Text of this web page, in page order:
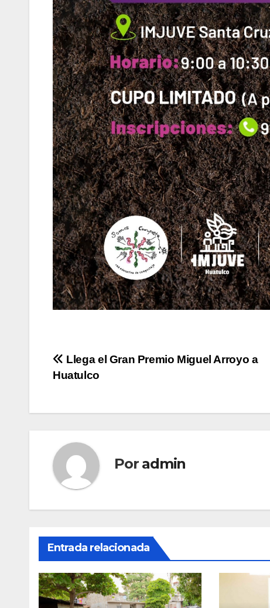
Navegación
entradas
Llega el Gran Premio Miguel Arroyo a
Huatulco
Por admin
Entrada relacionada